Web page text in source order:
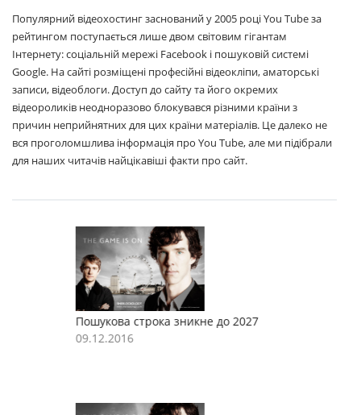
Популярний відеохостинг заснований у 2005 році You Tube за
рейтингом поступається лише двом світовим гігантам
Інтернету: соціальній мережі Facebook і пошуковій системі
Google. На сайті розміщені професійні відеокліпи, аматорські
записи, відеоблоги. Доступ до сайту та його окремих
відеороликів неодноразово блокувався різними країни з
причин неприйнятних для цих країни матеріалів. Це далеко не
вся проголомшлива інформація про You Tube, але ми підібрали
для наших читачів найцікавіші факти про сайт.
Пошукова строка зникне до 2027
09.12.2016